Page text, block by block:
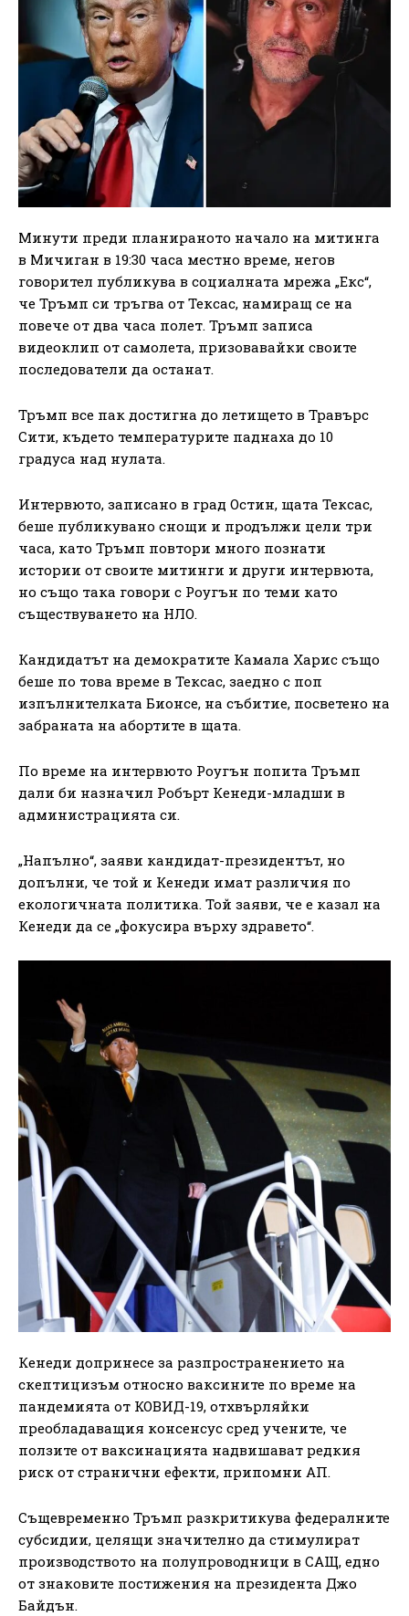
Минути преди планираното начало на митинга
в Мичиган в 19:30 часа местно време, негов
говорител публикува в социалната мрежа „Екс“,
че Тръмп си тръгва от Тексас, намиращ се на
повече от два часа полет. Тръмп записа
видеоклип от самолета, призовавайки своите
последователи да останат.
Тръмп все пак достигна до летището в Травърс
Сити, където температурите паднаха до 10
градуса над нулата.
Интервюто, записано в град Остин, щата Тексас,
беше публикувано снощи и продължи цели три
часа, като Тръмп повтори много познати
истории от своите митинги и други интервюта,
но също така говори с Роугън по теми като
съществуването на НЛО.
Кандидатът на демократите Камала Харис също
беше по това време в Тексас, заедно с поп
изпълнителката Бионсе, на събитие, посветено на
забраната на абортите в щата.
По време на интервюто Роугън попита Тръмп
дали би назначил Робърт Кенеди-младши в
администрацията си.
„Напълно“, заяви кандидат-президентът, но
допълни, че той и Кенеди имат различия по
екологичната политика. Той заяви, че е казал на
Кенеди да се „фокусира върху здравето“.
Кенеди допринесе за разпространението на
скептицизъм относно ваксините по време на
пандемията от КОВИД-19, отхвърляйки
преобладаващия консенсус сред учените, че
ползите от ваксинацията надвишават редкия
риск от странични ефекти, припомни АП.
Същевременно Тръмп разкритикува федералните
субсидии, целящи значително да стимулират
производството на полупроводници в САЩ, едно
от знаковите постижения на президента Джо
Байдън.